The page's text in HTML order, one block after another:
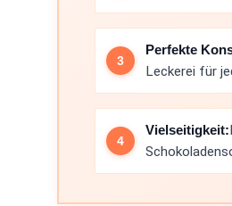
Perfekte
Leckerei für
Vielseitigkeit: